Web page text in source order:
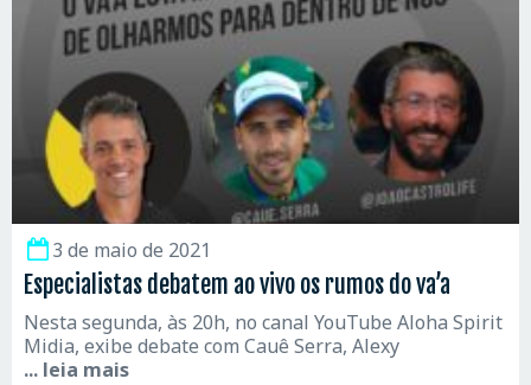
3 de maio de 2021
Especialistas debatem ao vivo os rumos do va’a
Nesta segunda, às 20h, no canal YouTube Aloha Spirit
Midia, exibe debate com Cauê Serra, Alexy
... leia mais